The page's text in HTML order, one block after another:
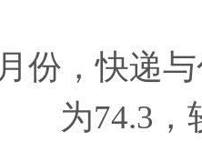
月份，快递
为74.3 ，